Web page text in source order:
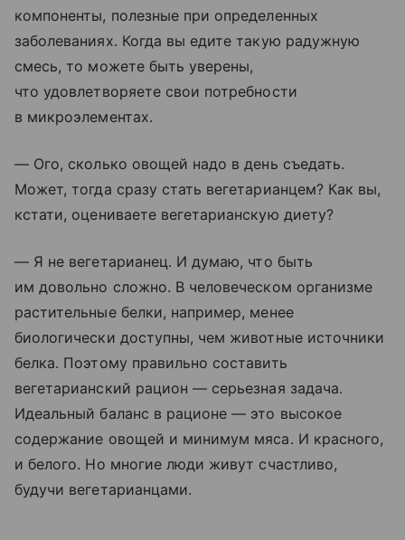
компоненты, полезные при определенных
заболеваниях. Когда вы едите такую радужную
смесь, то можете быть уверены,
что удовлетворяете свои потребности
в микроэлементах.
— Ого, сколько овощей надо в день съедать.
Может, тогда сразу стать вегетарианцем? Как вы,
кстати, оцениваете вегетарианскую диету?
— Я не вегетарианец. И думаю, что быть
им довольно сложно. В человеческом организме
растительные белки, например, менее
биологически доступны, чем животные источники
белка. Поэтому правильно составить
вегетарианский рацион — серьезная задача.
Идеальный баланс в рационе — это высокое
содержание овощей и минимум мяса. И красного,
и белого. Но многие люди живут счастливо,
будучи вегетарианцами.